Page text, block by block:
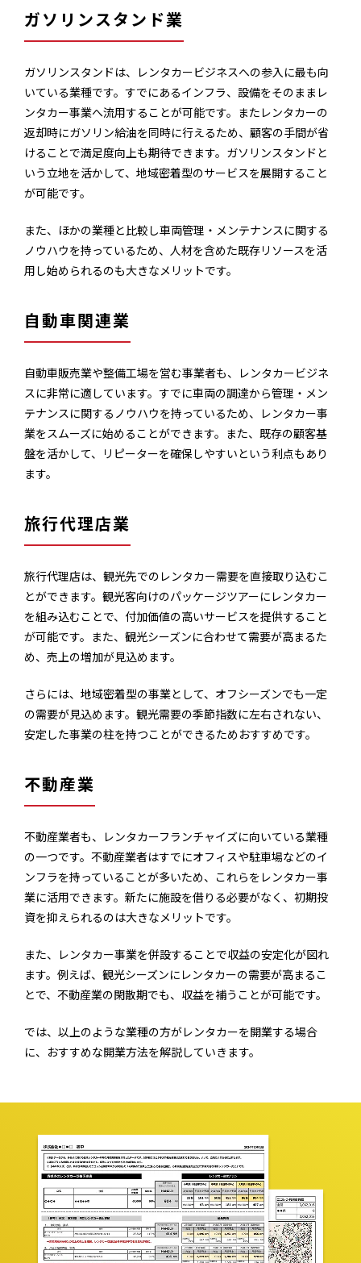
ガソリンスタンド業
ガソリンスタンドは、レンタカービジネスへの参入に最も向
いている業種です。すでにあるインフラ、設備をそのままレ
ンタカー事業へ流用することが可能です。またレンタカーの
返却時にガソリン給油を同時に行えるため、顧客の手間が省
けることで満足度向上も期待できます。ガソリンスタンドと
いう立地を活かして、地域密着型のサービスを展開すること
が可能です。
また、ほかの業種と比較し車両管理・メンテナンスに関する
ノウハウを持っているため、人材を含めた既存リソースを活
用し始められるのも大きなメリットです。
自動車関連業
自動車販売業や整備工場を営む事業者も、レンタカービジネ
スに非常に適しています。すでに車両の調達から管理・メン
テナンスに関するノウハウを持っているため、レンタカー事
業をスムーズに始めることができます。また、既存の顧客基
盤を活かして、リピーターを確保しやすいという利点もあり
ます。
旅行代理店業
旅行代理店は、観光先でのレンタカー需要を直接取り込むこ
とができます。観光客向けのパッケージツアーにレンタカー
を組み込むことで、付加価値の高いサービスを提供すること
が可能です。また、観光シーズンに合わせて需要が高まるた
め、売上の増加が見込めます。
さらには、地域密着型の事業として、オフシーズンでも一定
の需要が見込めます。観光需要の季節指数に左右されない、
安定した事業の柱を持つことができるためおすすめです。
不動産業
不動産業者も、レンタカーフランチャイズに向いている業種
の一つです。不動産業者はすでにオフィスや駐車場などのイ
ンフラを持っていることが多いため、これらをレンタカー事
業に活用できます。新たに施設を借りる必要がなく、初期投
資を抑えられるのは大きなメリットです。
また、レンタカー事業を併設することで収益の安定化が図れ
ます。例えば、観光シーズンにレンタカーの需要が高まるこ
とで、不動産業の閑散期でも、収益を補うことが可能です。
では、以上のような業種の方がレンタカーを開業する場合
に、おすすめな開業方法を解説していきます。